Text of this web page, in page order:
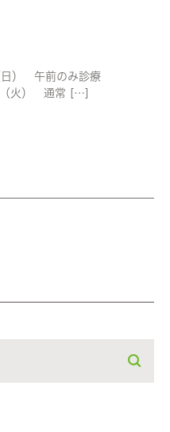
） 午前のみ診療
火） 通常 […]